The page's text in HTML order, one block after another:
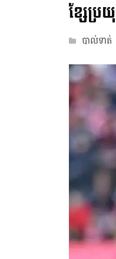
ខ្សែប្រ
បាល់ទាត់